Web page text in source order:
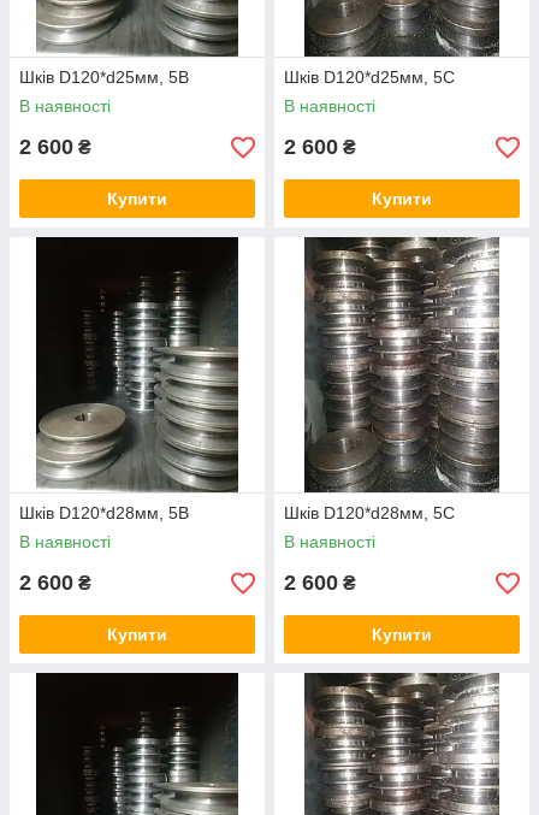
Шків D120*d25мм, 5В
В наявності
2 600 ₴
Купити
Шків D120*d25мм, 5С
В наявності
2 600 ₴
Купити
Шків D120*d28мм, 5В
В наявності
2 600 ₴
Купити
Шків D120*d28мм, 5С
В наявності
2 600 ₴
Купити